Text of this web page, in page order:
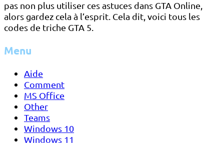
pas non plus utiliser ces astuces dans GTA Online,
alors gardez cela à l’esprit. Cela dit, voici tous les
codes de triche GTA 5.
Menu
Aide
Comment
MS Office
Other
Teams
Windows 10
Windows 11